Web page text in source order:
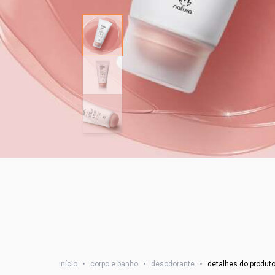
início • corpo e banho • desodorante • detalhes do produto